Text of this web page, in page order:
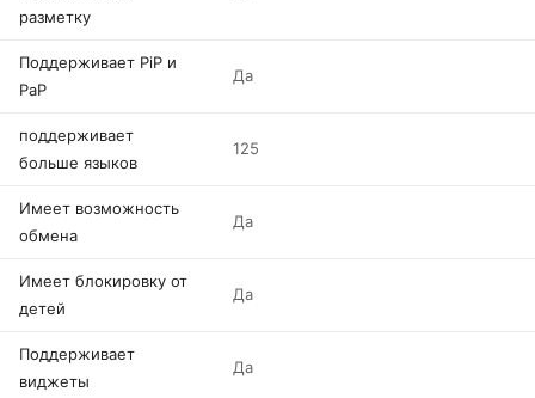
разметку
Поддерживает PiP и
PaP
Да
поддерживает
больше языков
125
Имеет возможность
обмена
Да
Имеет блокировку от
детей
Да
Поддерживает
виджеты
Да